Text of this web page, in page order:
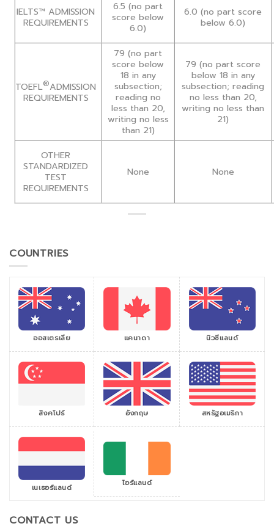
IELTS™ ADMISSION
REQUIREMENTS
6.5 (no part
score below
6.0)
6.0 (no part score
below 6.0)
TOEFL®ADMISSION
REQUIREMENTS
79 (no part
score below
18 in any
subsection;
reading no
less than 20,
writing no less
than 21)
79 (no part score
below 18 in any
subsection; reading
no less than 20,
writing no less than
21)
OTHER
STANDARDIZED
TEST
REQUIREMENTS
None None
COUNTRIES
ออสเตรเลีย แคนาดา นิวซีแลนด์
สิงคโปร์ อังกฤษ สหรัฐอเมริกา
เนเธอร์แลนด์ ไอร์แลนด์
CONTACT US